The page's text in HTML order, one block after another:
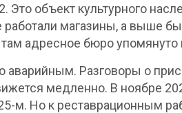
Это объект культурного
магазины, а выше
адресное бюро
аварийным. Разговоры о
медленно. В ноябре
м. Но к реставрационным